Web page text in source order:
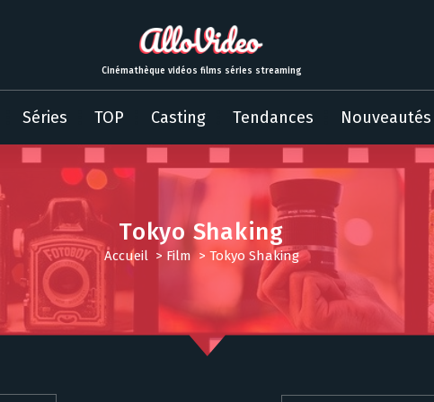
Cinémathèque vidéos films séries streaming
Séries TOP Casting Tendances Nouveautés
Tokyo Shaking
Accueil > Film> Tokyo Shaking